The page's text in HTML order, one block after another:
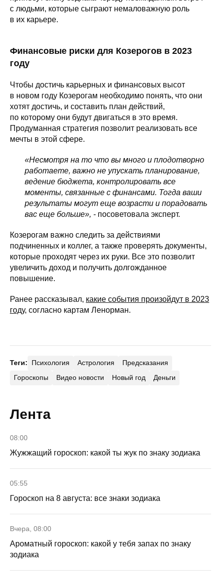
с людьми, которые сыграют немаловажную роль
в их карьере.
Финансовые риски для Козерогов в 2023
году
Чтобы достичь карьерных и финансовых высот
в новом году Козерогам необходимо понять, что они
хотят достичь, и составить план действий,
по которому они будут двигаться в это время.
Продуманная стратегия позволит реализовать все
мечты в этой сфере.
«Несмотря на то что вы много и плодотворно
работаете, важно не упускать планирование,
ведение бюджета, контролировать все
моменты, связанные с финансами. Тогда ваши
результаты могут еще возрасти и порадовать
вас еще больше», - посоветовала эксперт.
Козерогам важно следить за действиями
подчиненных и коллег, а также проверять документы,
которые проходят через их руки. Все это позволит
увеличить доход и получить долгожданное
повышение.
Ранее рассказывал, какие события произойдут в 2023
году, согласно картам Ленорман.
Теги: Психология Астрология
Предсказания
Гороскопы
Видео новости Новый год Деньги
Лента
08:00
Жужжащий гороскоп: какой ты жук по знаку зодиака
05:55
Гороскоп на 8 августа: все знаки зодиака
Вчера, 08:00
Ароматный гороскоп: какой у тебя запах по знаку
зодиака